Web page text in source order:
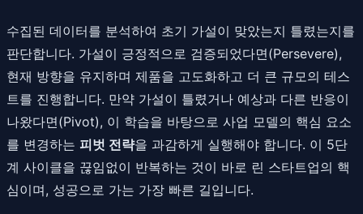
수집된 데이터를 분석하여 초기 가설이 맞았는지 틀렸는지를
판단합니다. 가설이 긍정적으로 검증되었다면(Persevere),
현재 방향을 유지하며 제품을 고도화하고 더 큰 규모의 테스
트를 진행합니다. 만약 가설이 틀렸거나 예상과 다른 반응이
나왔다면(Pivot), 이 학습을 바탕으로 사업 모델의 핵심 요소
를 변경하는 피벗 전략을 과감하게 실행해야 합니다. 이 5단
계 사이클을 끊임없이 반복하는 것이 바로 린 스타트업의 핵
심이며, 성공으로 가는 가장 빠른 길입니다.